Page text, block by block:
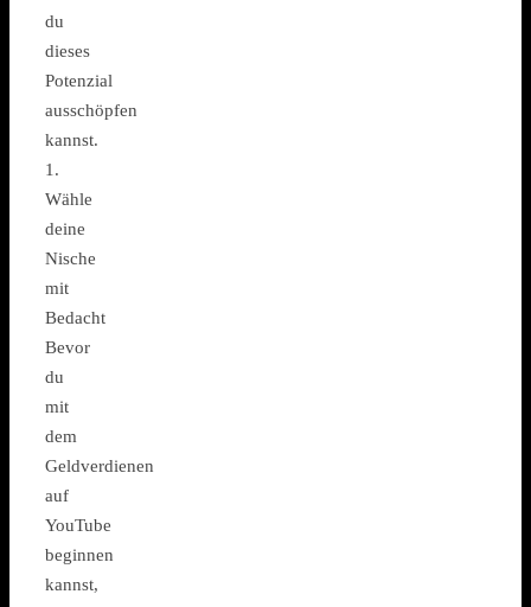
du
dieses
Potenzial
ausschöpfen
kannst.
1.
Wähle
deine
Nische
mit
Bedacht
Bevor
du
mit
dem
Geldverdienen
auf
YouTube
beginnen
kannst,